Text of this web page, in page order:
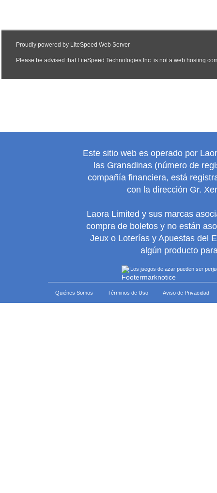
Este sitio web es operado por
las Granadinas (número de
compañía financiera, está
con la dirección Gr.
Laora Limited y sus marcas
compra de boletos y no están
Jeux o Loterías y Apuestas del
algún producto
Los juegos de azar pueden ser
Quiénes Somos Términos de Uso Aviso de Privacidad